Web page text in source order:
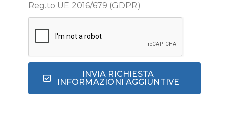
Reg.to UE 2016/679 (GDPR)
INVIA RICHIESTA
INFORMAZIONI AGGIUNTIVE